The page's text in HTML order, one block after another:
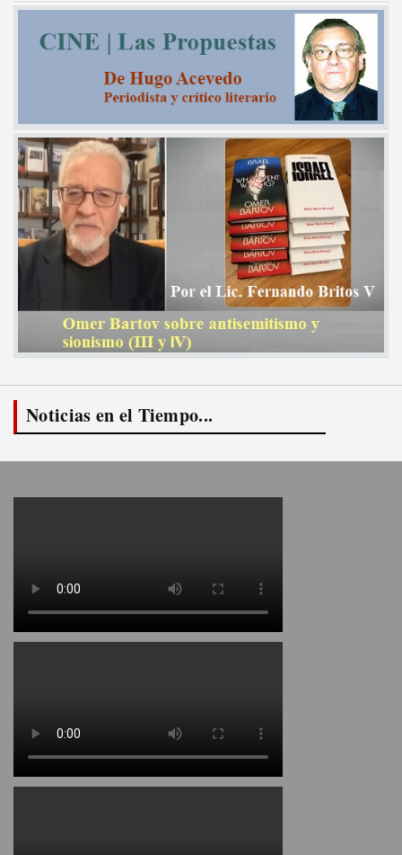
Noticias en el Tiempo...